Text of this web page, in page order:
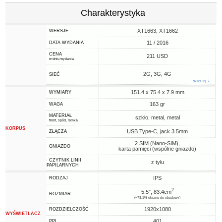
Charakterystyka
WERSJE XT1663, XT1662
DATA WYDANIA 11 / 2016
CENA
w dniu wydania 211 USD
SIEĆ 2G, 3G, 4G
więcej ↓
KORPUS
WYMIARY 151.4 x 75.4 x 7.9 mm
WAGA 163 gr
MATERIAŁ
front, spód, ramka szkło, metal, metal
ZŁĄCZA USB Type-C, jack 3.5mm
GNIAZDO
2 SIM (Nano-SIM),
karta pamięci (wspólne gniazdo)
CZYTNIK LINII
PAPILARNYCH
z tyłu
WYŚWIETLACZ
RODZAJ IPS
ROZMIAR 5.5", 83.4cm2
(~73.1% ekranu do obudowy)
ROZDZIELCZOŚĆ 1920x1080
PPI